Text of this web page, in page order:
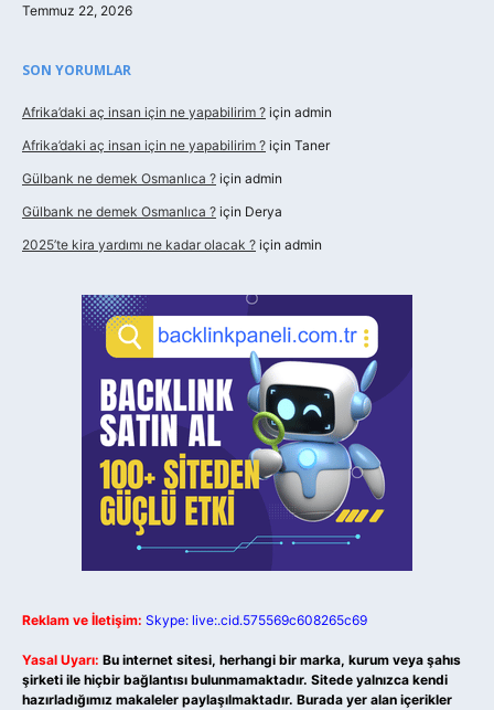
Temmuz 22, 2026
SON YORUMLAR
Afrika’daki aç insan için ne yapabilirim ? için admin
Afrika’daki aç insan için ne yapabilirim ? için Taner
Gülbank ne demek Osmanlıca ? için admin
Gülbank ne demek Osmanlıca ? için Derya
2025’te kira yardımı ne kadar olacak ? için admin
Reklam ve İletişim: Skype: live:.cid.575569c608265c69
Yasal Uyarı: Bu internet sitesi, herhangi bir marka, kurum veya şahıs
şirketi ile hiçbir bağlantısı bulunmamaktadır. Sitede yalnızca kendi
hazırladığımız makaleler paylaşılmaktadır. Burada yer alan içerikler